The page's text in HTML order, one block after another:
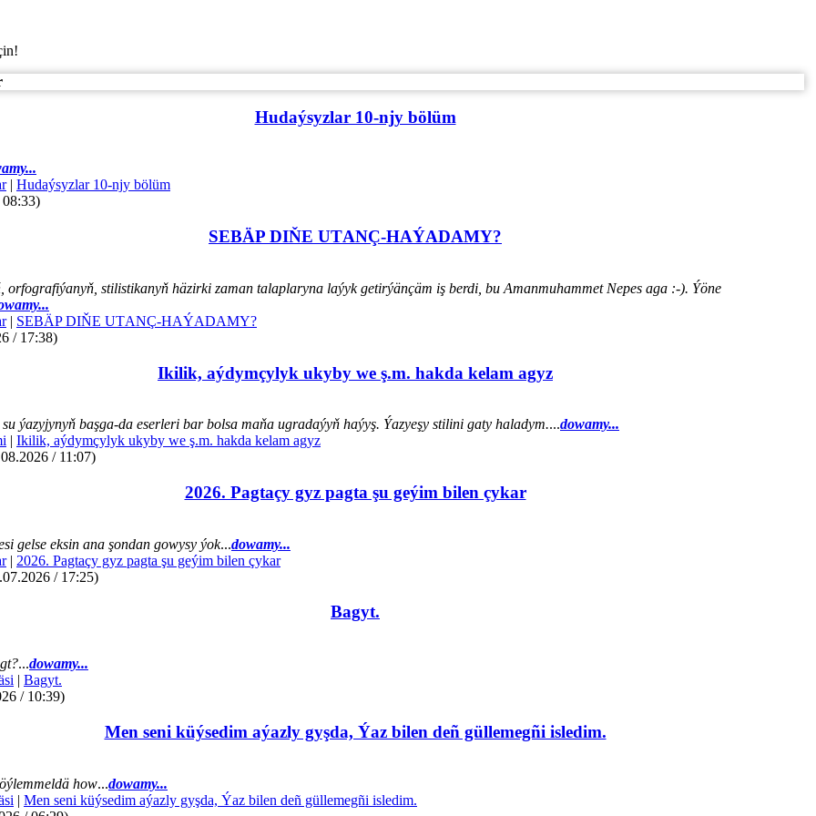
Hudaýsyzlar 10-njy bölüm
| Hudaýsyzlar 10-njy bölüm
SEBÄP DIŇE UTАNÇ-HАÝADАMY?
orfografiýanyň, stilistikanyň häzirki zaman talaplaryna laýyk getirýänçäm iş berdi, bu Amanmuhammet Nepes aga :-). Ýöne
| SEBÄP DIŇE UTАNÇ-HАÝADАMY?
/ 17:38)
Ikilik, aýdymçylyk ukyby we ş.m. hakda kelam agyz
ýazyjynyň başga-da eserleri bar bolsa maňa ugradaýyň haýyş. Ýazyeşy stilini gaty haladym....dowamy...
| Ikilik, aýdymçylyk ukyby we ş.m. hakda kelam agyz
/ 11:07)
2026. Pagtaçy gyz pagta şu geýim bilen çykar
gelse eksin ana şondan gowysy ýok...dowamy...
| 2026. Pagtaçy gyz pagta şu geýim bilen çykar
/ 17:25)
Bagyt.
...dowamy...
| Bagyt.
/ 10:39)
Men seni küýsedim aýazly gyşda, Ýaz bilen deñ güllemegñi isledim.
how...dowamy...
| Men seni küýsedim aýazly gyşda, Ýaz bilen deñ güllemegñi isledim.